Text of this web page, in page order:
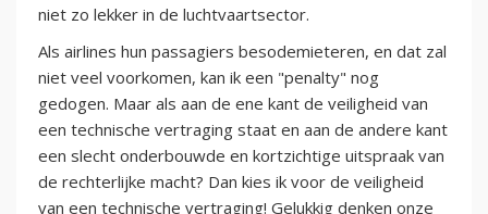
niet zo lekker in de luchtvaartsector.
Als airlines hun passagiers besodemieteren, en dat zal
niet veel voorkomen, kan ik een "penalty" nog
gedogen. Maar als aan de ene kant de veiligheid van
een technische vertraging staat en aan de andere kant
een slecht onderbouwde en kortzichtige uitspraak van
de rechterlijke macht? Dan kies ik voor de veiligheid
van een technische vertraging! Gelukkig denken onze